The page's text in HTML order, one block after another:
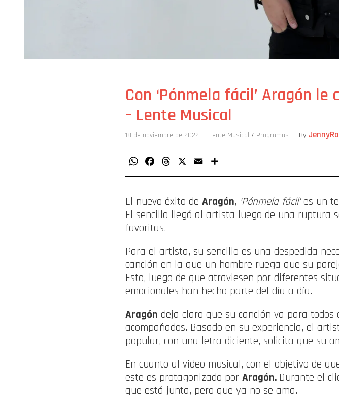
Con ‘Pónmela fácil’ Aragón
– Lente Musical
18 de noviembre de 2022 Lente Musical / Programas By
WhatsAppFacebookThreads Email
El nuevo éxito de Aragón, ‘Pónmela fácil’es un
El sencillo llegó al artista luego de una ruptura
favoritas.
Para el artista, su sencillo es una despedida
canción en la que un hombre ruega que su
Esto, luego de que atraviesen por diferentes
emocionales han hecho parte del día a día.
Aragón deja claro que su canción va para
acompañados. Basado en su experiencia, el
popular, con una letra diciente, solicita que su
En cuanto al video musical, con el objetivo de
este es protagonizado por Aragón. Durante el
que está junta, pero que ya no se ama.